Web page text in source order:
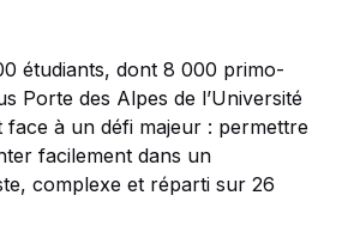
étudiants, dont 8 000 primo-
Porte des Alpes de l’Université
face à un défi majeur : permettre
facilement dans un
complexe et réparti sur 26